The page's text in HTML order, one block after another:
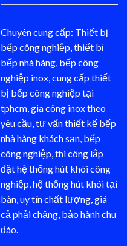
Chuyên cung cấp: Thiết bị
bếp công nghiệp, thiết bị
bếp nhà hàng, bếp công
nghiệp inox, cung cấp thiết
bị bếp công nghiệp tại
tphcm, gia công inox theo
yêu cầu, tư vấn thiết kế bếp
nhà hàng khách sạn, bếp
công nghiệp, thi công lắp
đặt hệ thống hút khói công
nghiệp, hệ thống hút khói tại
bàn, uy tín chất lượng, giá
cả phải chăng, bảo hành chu
đáo.